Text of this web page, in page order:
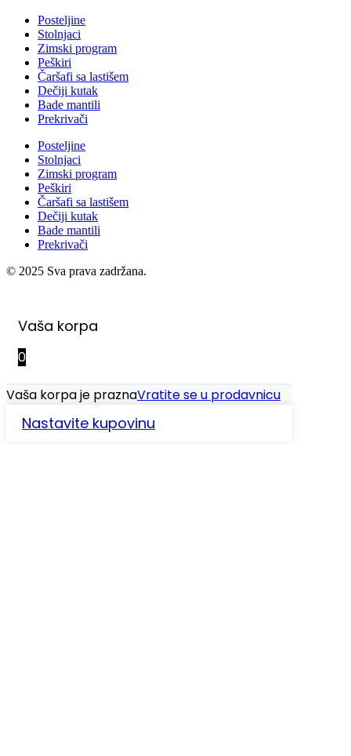
Posteljine
Stolnjaci
Zimski program
Peškiri
Čaršafi sa lastišem
Dečiji kutak
Bade mantili
Prekrivači
Posteljine
Stolnjaci
Zimski program
Peškiri
Čaršafi sa lastišem
Dečiji kutak
Bade mantili
Prekrivači
© 2025 Sva prava zadržana.
Vaša korpa
0
Vaša korpa je praznaVratite se u prodavnicu
Nastavite kupovinu